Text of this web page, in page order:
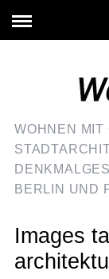
WOHNEN MIT
BERLIN UND
Images